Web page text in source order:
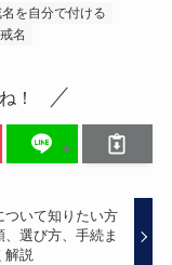
を自分で付ける
名
！
ついて知りたい方
、選び方、手続ま
解説